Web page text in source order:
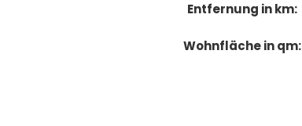
Entfernung in km:
Wohnfläche in qm: